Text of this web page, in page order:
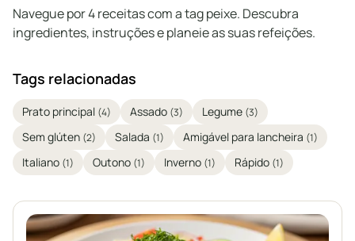
Navegue por 4 receitas com a tag peixe. Descubra
ingredientes, instruções e planeie as suas refeições.
Tags relacionadas
Prato principal (4) Assado (3) Legume (3)
Sem glúten (2) Salada (1) Amigável para lancheira (1)
Italiano (1) Outono (1) Inverno (1) Rápido (1)